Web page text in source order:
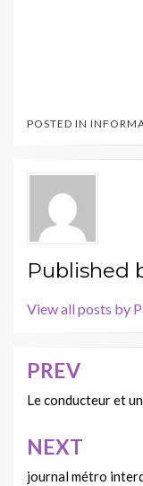
POSTED IN
Published
View all posts by
Navigation
de
l’article
PREV
Le conducteur et
NEXT
journal métro